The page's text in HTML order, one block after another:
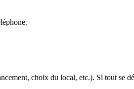
choix du local, etc.). Si tout se